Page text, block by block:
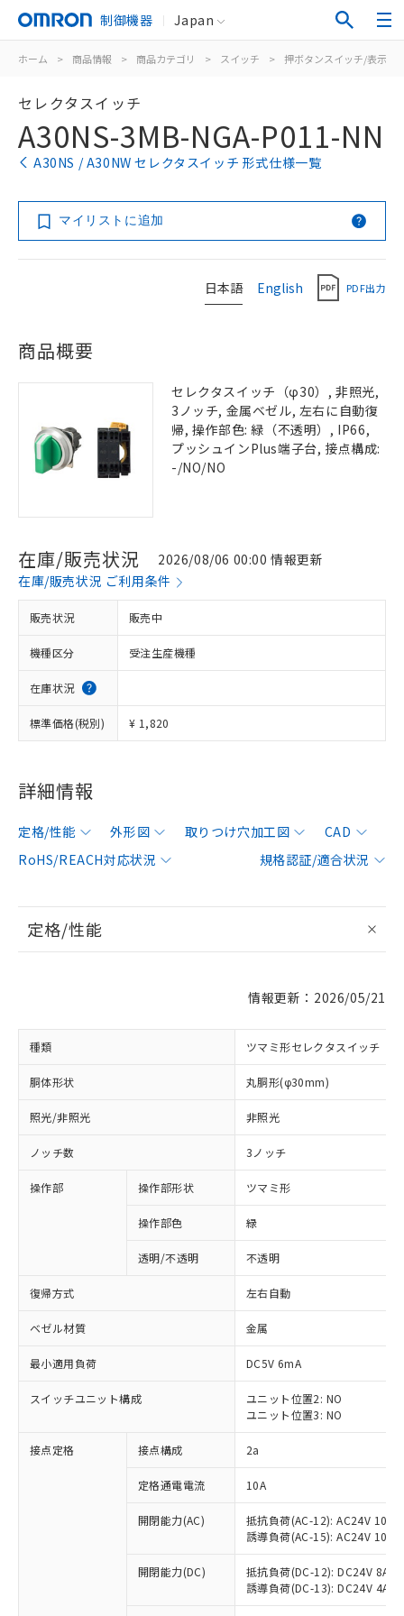
制御機器 Japan
ホーム > 商品情報 > 商品カテゴリ > スイッチ > 押ボタンスイッチ/表示灯
セレクタスイッチ
A30NS-3MB-NGA-P011-NN
A30NS / A30NW セレクタスイッチ 形式仕様一覧
マイリストに追加
日本語 English PDF出力
商品概要
セレクタスイッチ（φ30）, 非照光,
3ノッチ, 金属ベゼル, 左右に自動復
帰, 操作部色: 緑（不透明）, IP66,
プッシュインPlus端子台, 接点構成:
-/NO/NO
在庫/販売状況
2026/08/06 00:00 情報更新
在庫/販売状況 ご利用条件
販売状況 販売中
機種区分 受注生産機種
在庫状況
標準価格(税別) ¥ 1,820
詳細情報
定格/性能 外形図 取りつけ穴加工図
CAD
RoHS/REACH対応状況
規格認証/適合状況
定格/性能
情報更新：2026/05/21
種類 ツマミ形セレクタスイッチ
胴体形状 丸胴形(φ30mm)
照光/非照光 非照光
ノッチ数 3ノッチ
操作部 操作部形状 ツマミ形
操作部色 緑
透明/不透明 不透明
復帰方式 左右自動
ベゼル材質 金属
最小適用負荷 DC5V 6mA
スイッチユニット構成
ユニット位置2: NO
ユニット位置3: NO
接点定格 接点構成 2a
定格通電電流 10A
開閉能力(AC)
抵抗負荷(AC-12): AC24V 10A/
誘導負荷(AC-15): AC24V
開閉能力(DC)
抵抗負荷(DC-12): DC24V 8A/
誘導負荷(DC-13): DC24V 4A/
※1 対応状況
対応済み：EU RoHS指令（10物質）の
非含有に対応した製品が提供可能な商品で
対応予定：EU RoHS指令（10物質）の非含
有に対応した製品に切り替える予定のある